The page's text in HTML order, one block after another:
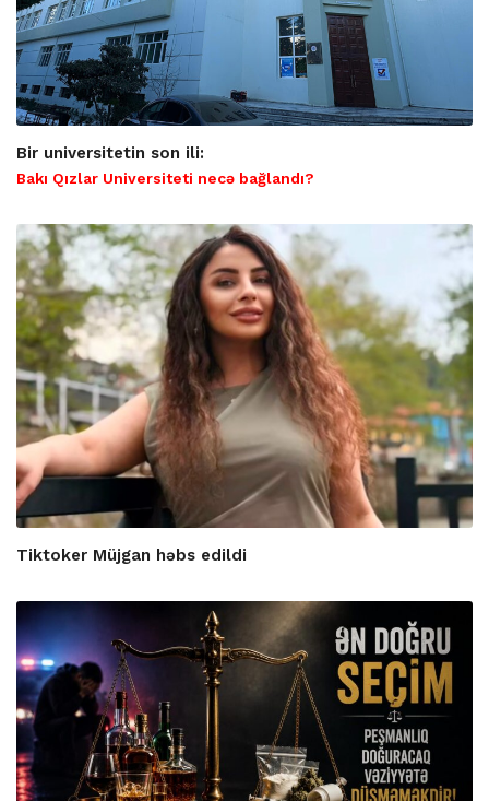
Bir universitetin son ili:
Bakı Qızlar Universiteti necə bağlandı?
Tiktoker Müjgan həbs edildi